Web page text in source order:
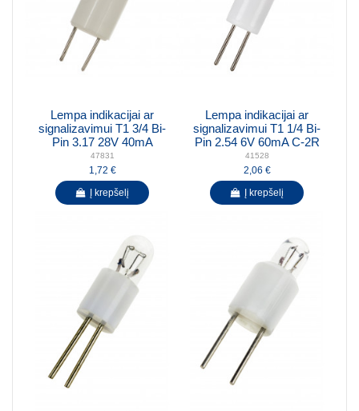
Lempa indikacijai ar
signalizavimui T1 3/4 Bi-
Pin 3.17 28V 40mA
47831
1,72 €
Į krepšelį
Lempa indikacijai ar
signalizavimui T1 1/4 Bi-
Pin 2.54 6V 60mA C-2R
41528
2,06 €
Į krepšelį